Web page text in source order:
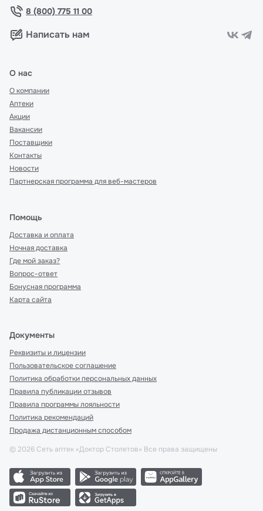
8 (800) 775 11 00
Написать нам
О нас
О компании
Аптеки
Акции
Вакансии
Поставщики
Контакты
Новости
Партнерская программа для веб-мастеров
Помощь
Доставка и оплата
Ночная доставка
Где мой заказ?
Вопрос-ответ
Бонусная программа
Карта сайта
Документы
Реквизиты и лицензии
Пользовательское соглашение
Политика обработки персональных данных
Правила публикации отзывов
Правила программы лояльности
Политика рекомендаций
Продажа дистанционным способом
© 2026 Сеть аптек «Доктор Столетов» Все права защищены